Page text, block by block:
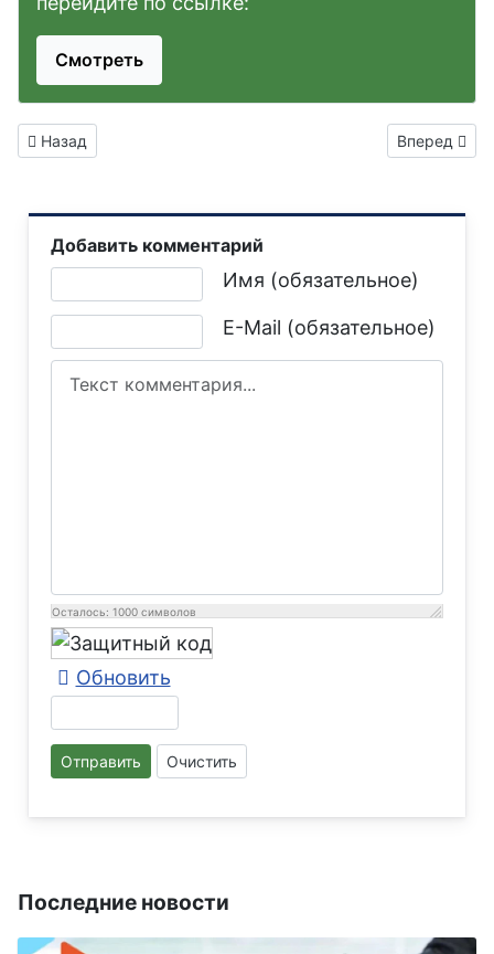
Смотреть
Предыдущий: В результате атаки ВСУ в Горловке при
Назад Следующий:
Вперед
Добавить комментарий
Имя (обязательное)
E-Mail (обязательное)
Текст комментария
Осталось: 1000 символов
Обновить
Отправить Очистить
Последние новости